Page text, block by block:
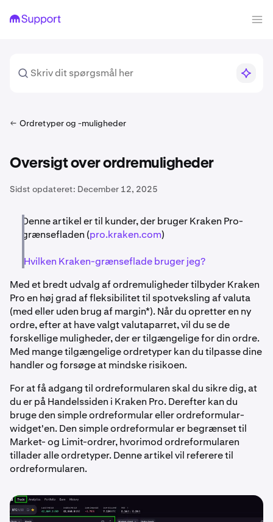
Ordretyper og -muligheder
Oversigt over ordremuligheder
Sidst opdateret: December 12, 2025
Denne artikel er til kunder, der bruger Kraken Pro-
grænsefladen (pro.kraken.com)
Hvilken Kraken-grænseflade bruger jeg?
Med et bredt udvalg af ordremuligheder tilbyder Kraken
Pro en høj grad af fleksibilitet til spotveksling af valuta
(med eller uden brug af margin*). Når du opretter en ny
ordre, efter at have valgt valutaparret, vil du se de
forskellige muligheder, der er tilgængelige for din ordre.
Med mange tilgængelige ordretyper kan du tilpasse dine
handler og forsøge at mindske risikoen.
For at få adgang til ordreformularen skal du sikre dig, at
du er på Handelssiden i Kraken Pro. Derefter kan du
bruge den simple ordreformular eller ordreformular-
widget'en. Den simple ordreformular er begrænset til
Market- og Limit-ordrer, hvorimod ordreformularen
tillader alle ordretyper. Denne artikel vil referere til
ordreformularen.